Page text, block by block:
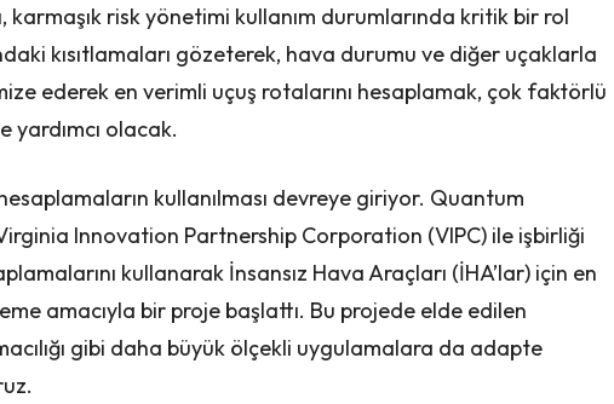
karmaşık risk yönetimi kullanım durumlarında kritik bir rol
kısıtlamaları gözeterek, hava durumu ve diğer uçaklarla
ederek en verimli uçuş rotalarını hesaplamak, çok faktörlü
yardımcı olacak.
kullanılması devreye giriyor. Quantum
Innovation Partnership Corporation (VIPC) ile işbirliği
kullanarak İnsansız Hava Araçları (İHA’lar) için en
amacıyla bir proje başlattı. Bu projede elde edilen
gibi daha büyük ölçekli uygulamalara da adapte